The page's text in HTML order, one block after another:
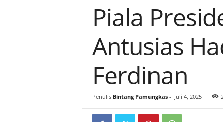
i
t
a
i
Piala
Antusias
Ferdinan
Penulis Bintang Pamungkas- Juli 4, 2025